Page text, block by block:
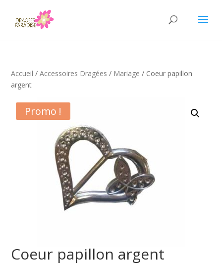
Accueil /Accessoires Dragées / Mariage / Coeur papillon
argent
Promo !
Coeur papillon argent